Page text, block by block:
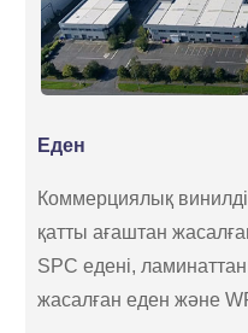
Еден
Коммерциялық
қатты ағаштан
SPC едені,
жасалған еден және